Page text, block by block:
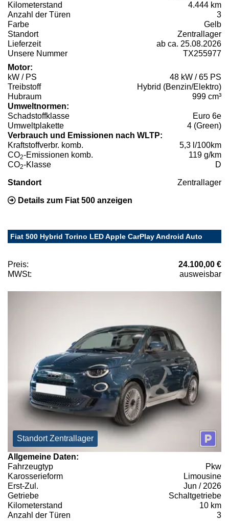
Kilometerstand
4.444 km
Anzahl der Türen
3
Farbe
Gelb
Standort
Zentrallager
Lieferzeit
ab ca. 25.08.2026
Unsere Nummer
TX255977
Motor:
kW / PS
48 kW / 65 PS
Treibstoff
Hybrid (Benzin/Elektro)
Hubraum
999 cm³
Umweltnormen:
Schadstoffklasse
Euro 6e
Umweltplakette
4 (Green)
Verbrauch und Emissionen nach WLTP:
Kraftstoffverbr. komb.
5,3 l/100km
CO2-Emissionen komb.
119 g/km
CO2-Klasse D
Standort Zentrallager
Details zum Fiat 500 anzeigen
Fiat 500 Hybrid Torino LED Apple CarPlay Android Auto
Preis:
24.100,00 €
MWSt:
ausweisbar
Standort Zentrallager
Allgemeine Daten:
Fahrzeugtyp
Pkw
Karosserieform
Limousine
Erst-Zul.
Jun / 2026
Getriebe
Schaltgetriebe
Kilometerstand
10 km
Anzahl der Türen
3